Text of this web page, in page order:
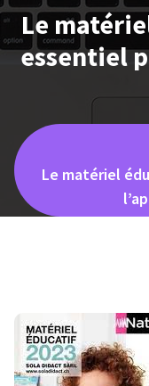
Le
essentiel
Le matériel